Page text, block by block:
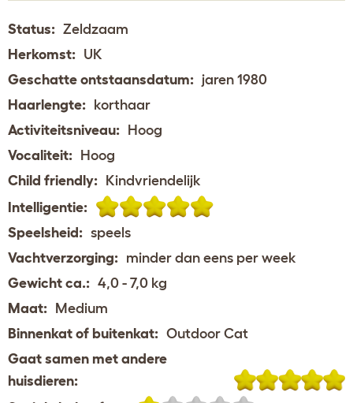
Status: Zeldzaam
Herkomst: UK
Geschatte ontstaansdatum: jaren 1980
Haarlengte: korthaar
Activiteitsniveau: Hoog
Vocaliteit: Hoog
Child friendly: Kindvriendelijk
Intelligentie:
Speelsheid: speels
Vachtverzorging: minder dan eens per week
Gewicht ca.: 4,0 - 7,0 kg
Maat: Medium
Binnenkat of buitenkat: Outdoor Cat
Gaat samen met andere
huisdieren: